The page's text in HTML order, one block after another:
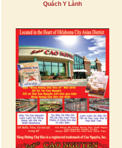
Quách Y Lành